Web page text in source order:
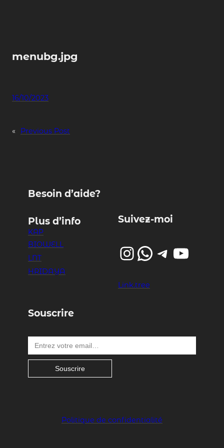
menubg.jpg
16/10/2023
« Previous Post
Besoin d’aide?
Plus d’info
KAP
BIOWELL
LNT
HRIDAYA
Suivez-moi
InstagramWhatsApp Telegram YouTube
Link.tree
Souscrire
Entrez votre email…
Souscrire
Politique de confidentialité